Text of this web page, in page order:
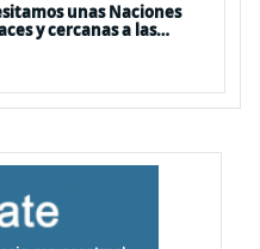
unas Naciones
y cercanas a las